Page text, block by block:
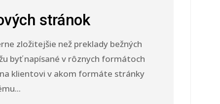
stránok
zložitejšie než preklady bežných
byť napísané v rôznych formátoch
klientovi v akom formáte stránky